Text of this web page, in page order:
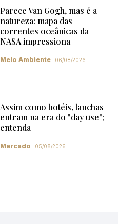
Parece Van Gogh, mas é a
natureza: mapa das
correntes oceânicas da
NASA impressiona
Meio Ambiente 06/08/2026
Assim como hotéis, lanchas
entram na era do "day use";
entenda
Mercado 05/08/2026